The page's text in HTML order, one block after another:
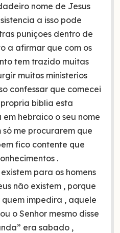
nome de Jesus
a isso pode
puniçoes dentro de
a afirmar que com os
tem trazido muitas
muitos ministerios
confessar que comecei
biblia esta
hebraico o seu nome
me procurarem que
fico contente que
.
para os homens
não existem , porque
impedira , aquele
o Senhor mesmo disse
era sabado ,